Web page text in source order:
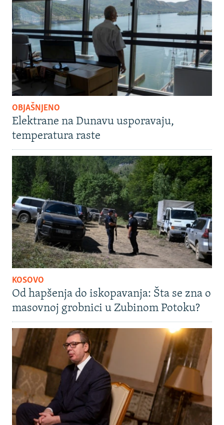
OBJAŠNJENO
Elektrane na Dunavu usporavaju,
temperatura raste
KOSOVO
Od hapšenja do iskopavanja: Šta se zna o
masovnoj grobnici u Zubinom Potoku?